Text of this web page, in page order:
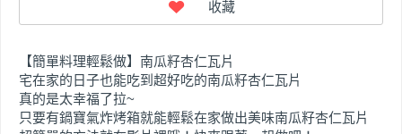
【簡單料理輕鬆做】南瓜籽杏仁瓦片
宅在家的日子也能吃到超好吃的南瓜籽杏仁瓦片
真的是太幸福了拉~
只要有鍋寶氣炸烤箱就能輕鬆在家做出美味南瓜籽杏仁瓦片